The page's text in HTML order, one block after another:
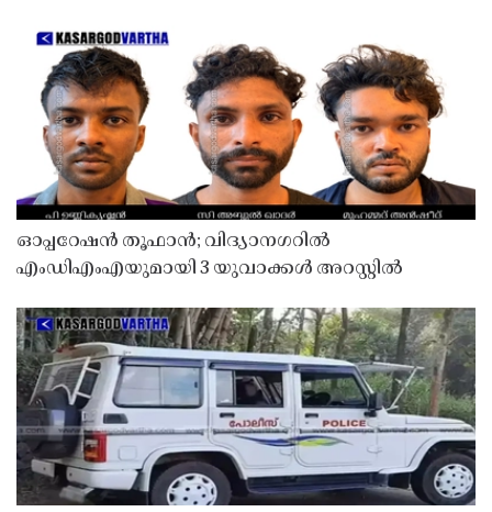
ഓപ്പറേഷൻ തൂഫാൻ; വിദ്യാനഗറിൽ
എംഡിഎംഎയുമായി 3 യുവാക്കൾ അറസ്റ്റിൽ